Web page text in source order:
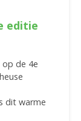
editie
de 4e
dit warme